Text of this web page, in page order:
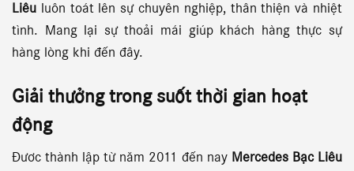
Liêu luôn toát lên sự chuyên nghiệp, thân thiện và nhiệt
tình. Mang lại sự thoải mái giúp khách hàng thực sự
hàng lòng khi đến đây.
Giải thưởng trong suốt thời gian hoạt
động
Đươc thành lập từ năm 2011 đến nay Mercedes Bạc Liêu